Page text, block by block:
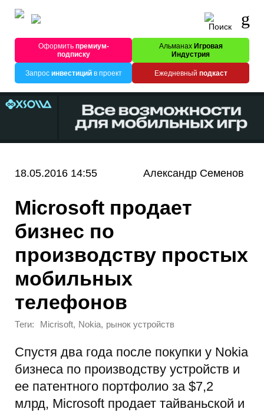
Оформитьпремиум-
подписку
Альманах Игровая
Индустрия
Запрос инвестицийв проект Ежедневный подкаст
18.05.2016 14:55 Александр Семенов
Microsoft продает
бизнес по
производству простых
мобильных
телефонов
Теги: Micrisoft, Nokia, рынок устройств
Спустя два года после покупки у Nokia
бизнеса по производству устройств и
ее патентного портфолио за $7,2
млрд, Microsoft продает тайваньской и